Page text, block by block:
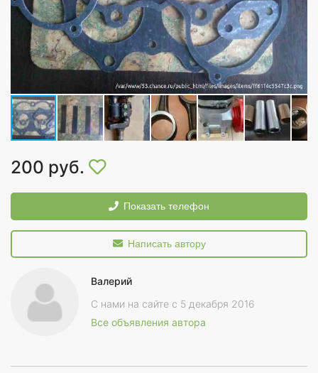
200 руб.
Показать телефон
Написать автору
Валерий
С нами на сайте с 5 декабря 2016
Все объявления автора